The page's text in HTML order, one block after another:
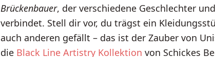
Brückenbauer, der verschiedene Geschlechter
verbindet. Stell dir vor, du trägst ein
auch anderen gefällt – das ist der Zauber von
die Black Line Artistry Kollektion von Schickes